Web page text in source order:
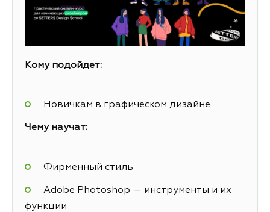
Кому подойдет:
Новичкам в графическом дизайне
Чему научат:
Фирменный стиль
Adobe Photoshop — инструменты и их
функции